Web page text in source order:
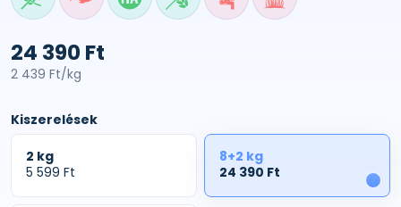
24 390 Ft
2 439 Ft/kg
Kiszerelések
2 kg
5 599 Ft
1
8+2 kg
24 390 Ft